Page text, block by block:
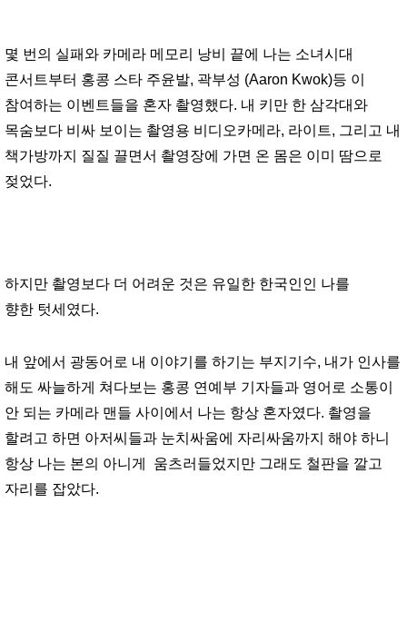
몇 번의 실패와 카메라 메모리 낭비 끝에 나는 소녀시대
콘서트부터 홍콩 스타 주윤발, 곽부성 (Aaron Kwok)등 이
참여하는 이벤트들을 혼자 촬영했다. 내 키만 한 삼각대와
목숨보다 비싸 보이는 촬영용 비디오카메라, 라이트, 그리고 내
책가방까지 질질 끌면서 촬영장에 가면 온 몸은 이미 땀으로
젖었다.
하지만 촬영보다 더 어려운 것은 유일한 한국인인 나를
향한 텃세 였다.
내 앞에서 광동어로 내 이야기를 하기는 부지기수, 내가 인사를
해도 싸늘하게 쳐다보는 홍콩 연예부 기자들과 영어로 소통이
안 되는 카메라 맨들 사이에서 나는 항상 혼자였다. 촬영을
할려고 하면 아저씨들과 눈치싸움에 자리싸움까지 해야 하니
항상 나는 본의 아니게 움츠러들었지만 그래도 철판을 깔고
자리를 잡았다.